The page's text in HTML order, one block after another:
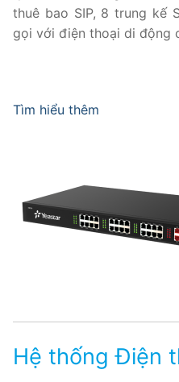
thuê bao SIP, 8 trung kế
gọi với điện thoại di động
Tìm hiểu thêm
Hệ thống Điện